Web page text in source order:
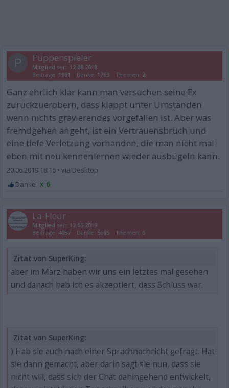
P Puppenspieler
Mitglied seit: 12.08.2018
Beiträge: 1961 Danke: 1763 Themen: 2
Ganz ehrlich klar kann man versuchen seine Ex
zurückzuerobern, dass klappt unter Umständen
wenn nichts gravierendes vorgefallen ist. Aber was
fremdgehen angeht, ist ein Vertrauensbruch und
eine tiefe Verletzung vorhanden, die man nicht mal
eben mit neu kennenlernen wieder ausbügeln kann.
20.06.2019 18:16 •
x 6
La-Fleur
Mitglied seit: 12.05.2019
Beiträge: 4057 Danke: 5665 Themen: 6
Zitat von SuperKing:
aber im März haben wir uns ein letztes mal gesehen
und danach hab ich es akzeptiert, dass Schluss war.
Zitat von SuperKing:
) Hab sie auch nach einer Sprachnachricht gefragt. Hat
sie dann gemacht, aber darin sagt sie nun, dass sie
nicht will, dass sich der Chat dahingehend entwickelt,